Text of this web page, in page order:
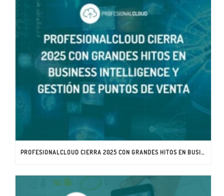
PROFESIONALCLOUD CIERRA 2025 CON GRANDES HITOS EN BUSINESS INTELLIGENCE Y GESTIÓN DE PUNTOS DE VENTA